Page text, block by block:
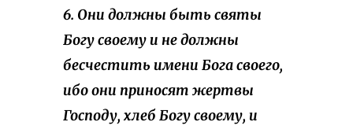
6. Они должны быть святы
Богу своему и не должны
бесчестить имени Бога своего,
ибо они приносят жертвы
Господу, хлеб Богу своему, и